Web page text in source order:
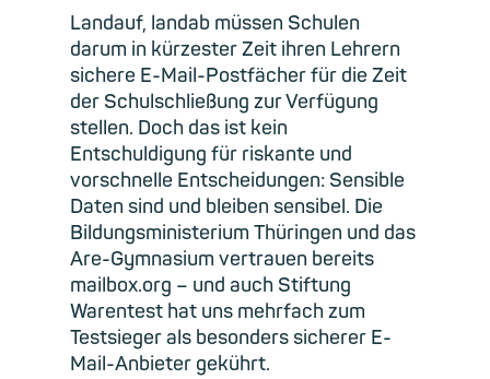
Landauf, landab müssen Schulen
darum in kürzester Zeit ihren Lehrern
sichere E-Mail-Postfächer für die Zeit
der Schulschließung zur Verfügung
stellen. Doch das ist kein
Entschuldigung für riskante und
vorschnelle Entscheidungen: Sensible
Daten sind und bleiben sensibel. Die
Bildungsministerium Thüringen und das
Are-Gymnasium vertrauen bereits
mailbox.org – und auch Stiftung
Warentest hat uns mehrfach zum
Testsieger als besonders sicherer E-
Mail-Anbieter gekührt.